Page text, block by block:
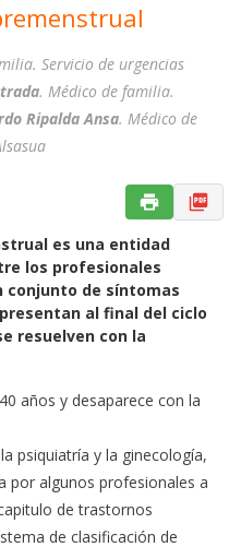
Servicio de urgencias
. Médico de familia.
Ripalda Ansa. Médico de
es una entidad
los profesionales
conjunto de síntomas
al final del ciclo
resuelven con la
años y desaparece con la
psiquiatría y la ginecología,
por algunos profesionales a
de trastornos
de clasificación de